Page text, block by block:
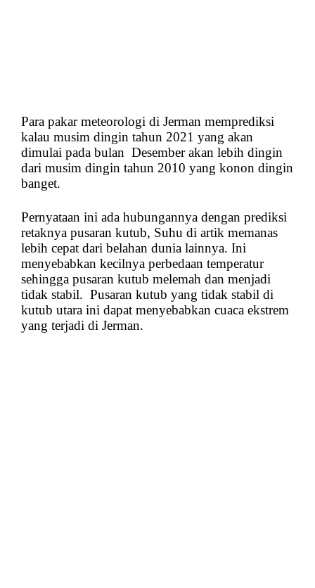
Para pakar meteorologi di Jerman memprediksi
kalau musim dingin tahun 2021 yang akan
dimulai pada bulan Desember akan lebih dingin
dari musim dingin tahun 2010 yang konon dingin
banget.
Pernyataan ini ada hubungannya dengan prediksi
retaknya pusaran kutub, Suhu di artik memanas
lebih cepat dari belahan dunia lainnya. Ini
menyebabkan kecilnya perbedaan temperatur
sehingga pusaran kutub melemah dan menjadi
tidak stabil. Pusaran kutub yang tidak stabil di
kutub utara ini dapat menyebabkan cuaca ekstrem
yang terjadi di Jerman.